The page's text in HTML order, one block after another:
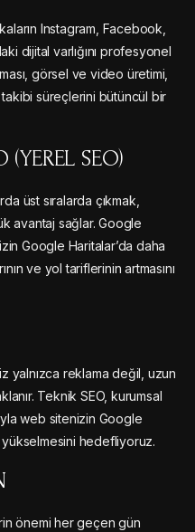
Instagram, Facebook,
dijital varlığını profesyonel
görsel ve video üretimi,
süreçlerini bütüncül bir
(YEREL SEO)
üst sıralarda çıkmak,
avantaj sağlar. Google
Google Haritalar’da daha
ve yol tariflerinin artmasını
yalnızca reklama değil, uzun
Teknik SEO, kurumsal
web sitenizin Google
yükselmesini hedefliyoruz.
önemi her geçen gün